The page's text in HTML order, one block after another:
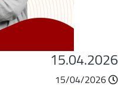
15/04/2026